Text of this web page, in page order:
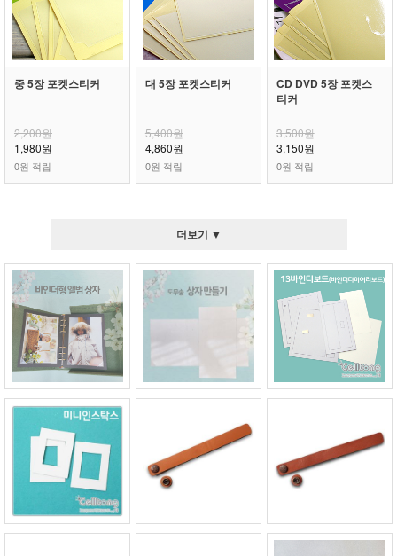
중 5장 포켓스티커
2,200원
1,980원
0원 적립
대 5장 포켓스티커
5,400원
4,860원
0원 적립
CD DVD 5장 포켓스
티커
3,500원
3,150원
0원 적립
더보기 ▼